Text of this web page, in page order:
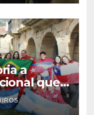
a
que
de